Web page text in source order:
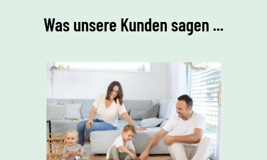
Was unsere Kunden sagen ...